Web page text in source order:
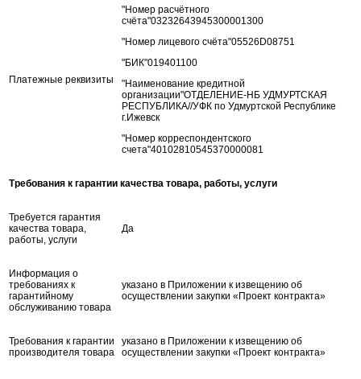
Платежные реквизиты
"Номер расчётного
счёта"03232643945300001300
"Номер лицевого счёта"05526D08751
"БИК"019401100
"Наименование кредитной
организации"ОТДЕЛЕНИЕ-НБ УДМУРТСКАЯ
РЕСПУБЛИКА//УФК по Удмуртской Республике
г.Ижевск
"Номер корреспондентского
счета"40102810545370000081
Требования к гарантии качества товара, работы, услуги
Требуется гарантия
качества товара,
работы, услуги
Да
Информация о
требованиях к
гарантийному
обслуживанию товара
указано в Приложении к извещению об
осуществлении закупки «Проект контракта»
Требования к гарантии
производителя товара
указано в Приложении к извещению об
осуществлении закупки «Проект контракта»